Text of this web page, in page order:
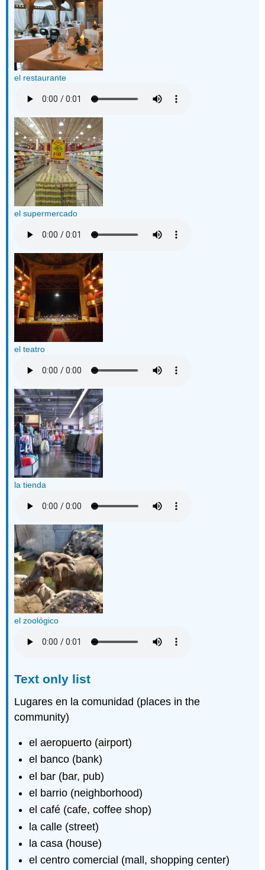
el restaurante
el supermercado
el teatro
la tienda
el zoológico
Text only list
Lugares en la comunidad (places in the
community)
el aeropuerto (airport)
el banco (bank)
el bar (bar, pub)
el barrio (neighborhood)
el café (cafe, coffee shop)
la calle (street)
la casa (house)
el centro comercial (mall, shopping center)